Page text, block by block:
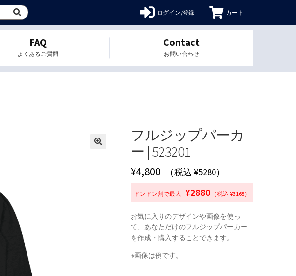
ログイン/登録 カート
FAQ
よくあるご質問
Contact
お問い合わせ
フルジップパーカ
ー | 523201
¥4,800 （税込 ¥5280）
ドンドン割で最大 ¥2880 （税込 ¥3168）
お気に入りのデザインや画像を使っ
て、あなただけのフルジップパーカー
を作成・購入することできます。
※画像は例です。